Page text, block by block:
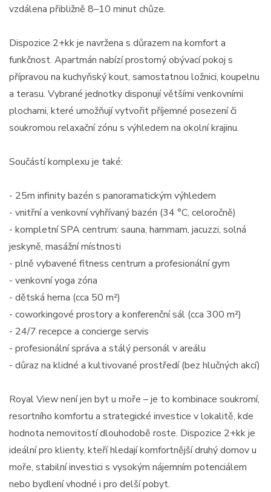
vzdálena přibližně 8–10 minut chůze.
Dispozice 2+kk je navržena s důrazem na komfort a
funkčnost. Apartmán nabízí prostorný obývací pokoj s
přípravou na kuchyňský kout, samostatnou ložnici, koupelnu
a terasu. Vybrané jednotky disponují většími venkovními
plochami, které umožňují vytvořit příjemné posezení či
soukromou relaxační zónu s výhledem na okolní krajinu.
Součástí komplexu je také:
- 25m infinity bazén s panoramatickým výhledem
- vnitřní a venkovní vyhřívaný bazén (34 °C, celoročně)
- kompletní SPA centrum: sauna, hammam, jacuzzi, solná
jeskyně, masážní místnosti
- plně vybavené fitness centrum a profesionální gym
- venkovní yoga zóna
- dětská herna (cca 50 m²)
- coworkingové prostory a konferenční sál (cca 300 m²)
- 24/7 recepce a concierge servis
- profesionální správa a stálý personál v areálu
- důraz na klidné a kultivované prostředí (bez hlučných akcí)
Royal View není jen byt u moře – je to kombinace soukromí,
resortního komfortu a strategické investice v lokalitě, kde
hodnota nemovitostí dlouhodobě roste. Dispozice 2+kk je
ideální pro klienty, kteří hledají komfortnější druhý domov u
moře, stabilní investici s vysokým nájemním potenciálem
nebo bydlení vhodné i pro delší pobyt.